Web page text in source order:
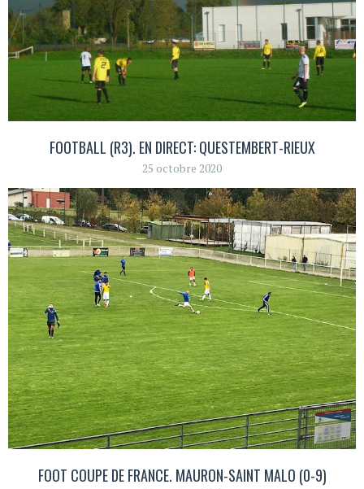
FOOTBALL (R3). EN DIRECT: QUESTEMBERT-RIEUX
25 octobre 2020
FOOT COUPE DE FRANCE. MAURON-SAINT MALO (0-9)